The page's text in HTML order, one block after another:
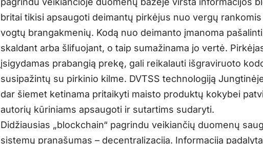
britai tikisi apsaugoti deimantų pirkėjus nuo vergų
vogtų brangakmenių. Kodą nuo deimanto įmanoma
skaldant arba šlifuojant, o taip sumažinama jo vertė.
įsigydamas prabangią prekę, gali reikalauti išgraviruoto
susipažintų su pirkinio kilme. DVTSS technologiją
dar šiemet ketinama pritaikyti maisto produktų kokybei
autorių kūriniams apsaugoti ir sutartims sudaryti.
Didžiausias „blockchain“ pagrindu veikiančių duomenų
sistemų pranašumas – decentralizacija. Informacija padalyta